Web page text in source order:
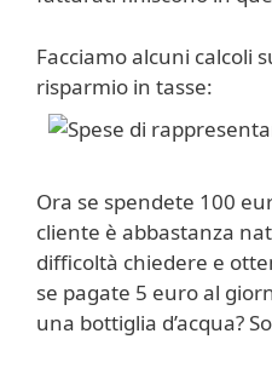
Facciamo alcuni calcoli
risparmio in tasse:
Ora se spendete 100
cliente è abbastanza
difficoltà chiedere e
se pagate 5 euro al
una bottiglia d’acqua?